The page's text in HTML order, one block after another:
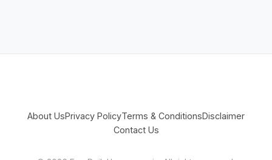
About UsPrivacy PolicyTerms & ConditionsDisclaimer
Contact Us